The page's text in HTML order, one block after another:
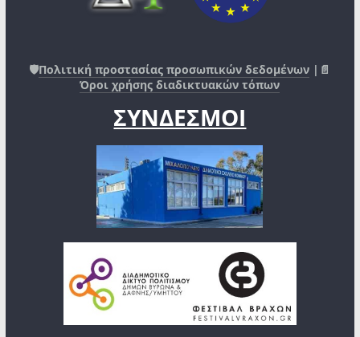
🛡️Πολιτική προστασίας προσωπικών δεδομένων |📄
Όροι χρήσης διαδικτυακών τόπων
ΣΥΝΔΕΣΜΟΙ